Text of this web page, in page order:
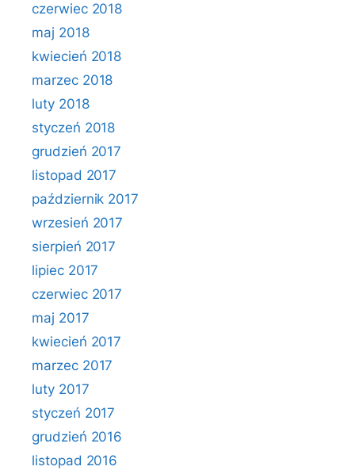
czerwiec 2018
maj 2018
kwiecień 2018
marzec 2018
luty 2018
styczeń 2018
grudzień 2017
listopad 2017
październik 2017
wrzesień 2017
sierpień 2017
lipiec 2017
czerwiec 2017
maj 2017
kwiecień 2017
marzec 2017
luty 2017
styczeń 2017
grudzień 2016
listopad 2016